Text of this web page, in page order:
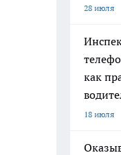
28 июля
как
18 июля